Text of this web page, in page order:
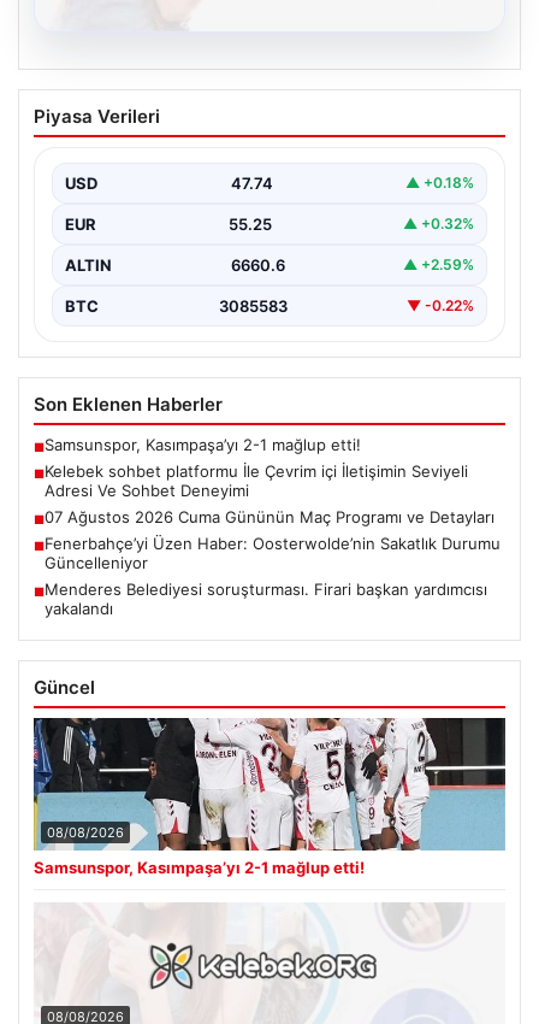
Kelebek sohbet platformu İle Çevrim içi
İletişimin Seviyeli Adresi Ve Sohbet
İnternet çağında bireylerin güvenli bir şekilde bağlantı
Piyasa Verileri
USD 47.74 ▲ +0.18%
EUR 55.25 ▲ +0.32%
ALTIN 6660.6 ▲ +2.59%
BTC 3085583 ▼ -0.22%
Son Eklenen Haberler
■Samsunspor, Kasımpaşa’yı 2-1 mağlup etti!
■Kelebek sohbet platformu İle Çevrim içi İletişimin Seviyeli
Adresi Ve Sohbet Deneyimi
■07 Ağustos 2026 Cuma Gününün Maç Programı ve Detayları
■Fenerbahçe’yi Üzen Haber: Oosterwolde’nin Sakatlık Durumu
Güncelleniyor
■Menderes Belediyesi soruşturması. Firari başkan yardımcısı
yakalandı
Güncel
08/08/2026
Samsunspor, Kasımpaşa’yı 2-1 mağlup etti!
08/08/2026